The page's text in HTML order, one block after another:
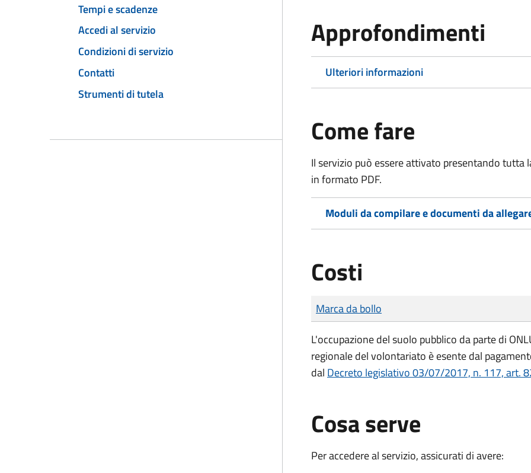
Tempi e scadenze
Accedi al servizio
Condizioni di servizio
Contatti
Strumenti di tutela
Approfondimenti
Ulteriori informazioni
Come fare
Il servizio può essere attivato presentando
in formato PDF.
Moduli da compilare e documenti da
Costi
Tipo di pagamento
Importo
Marca da bollo
L'occupazione del suolo pubblico da parte di
regionale del volontariato è esente dal
dal Decreto legislativo 03/07/2017, n. 117, art.
Cosa serve
Per accedere al servizio, assicurati di avere: